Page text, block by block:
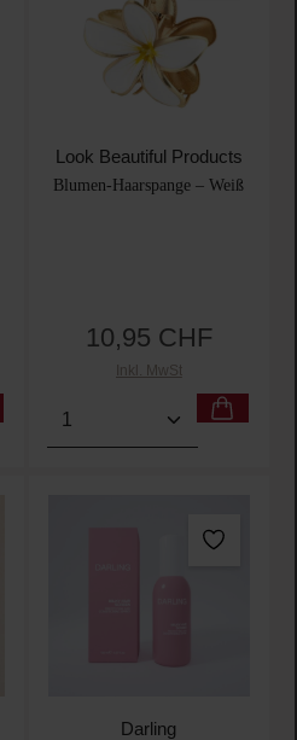
den gewünschten Wert ein
Look Beautiful Products
Blumen-Haarspange – Weiß
Regulärer Preis:
10,95 CHF
Inkl. MwSt
Produkt Anzahl: Gib
Darling